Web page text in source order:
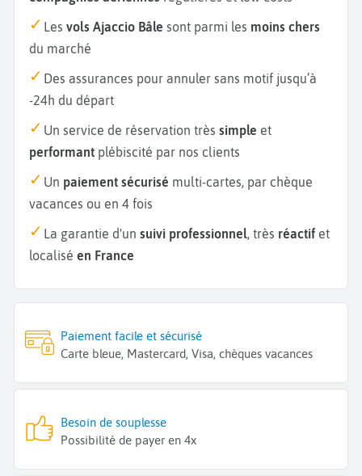
Les vols Ajaccio Bâle sont parmi les moins chers
du marché
Des assurances pour annuler sans motif jusqu’à
-24h du départ
Un service de réservation très simple et
performant plébiscité par nos clients
Un paiement sécurisé multi-cartes, par chèque
vacances ou en 4 fois
La garantie d'un suivi professionnel, très réactif et
localisé en France
Paiement facile et sécurisé
Carte bleue, Mastercard, Visa, chèques vacances
Besoin de souplesse
Possibilité de payer en 4x